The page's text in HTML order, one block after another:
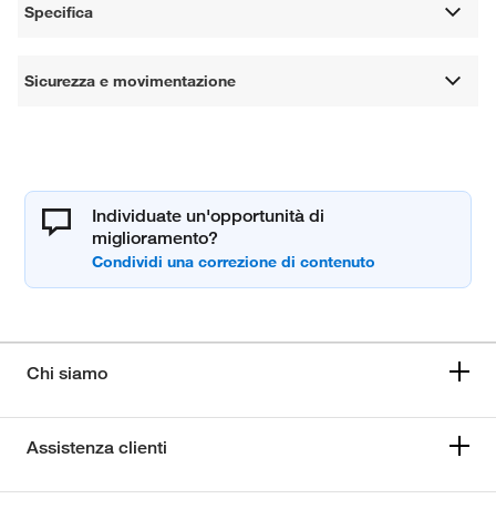
Specifica
Sicurezza e movimentazione
Individuate un'opportunità di
miglioramento?
Chi siamo
Assistenza clienti